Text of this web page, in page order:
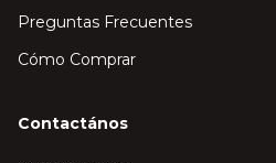
Preguntas Frecuentes
Cómo Comprar
Contactános